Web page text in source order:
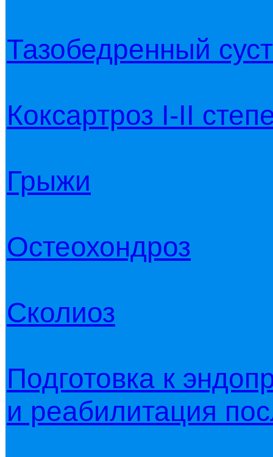
Тазобедренный
Коксартроз I-II
Грыжи
Остеохондроз
Сколиоз
Подготовка к
и реабилитация